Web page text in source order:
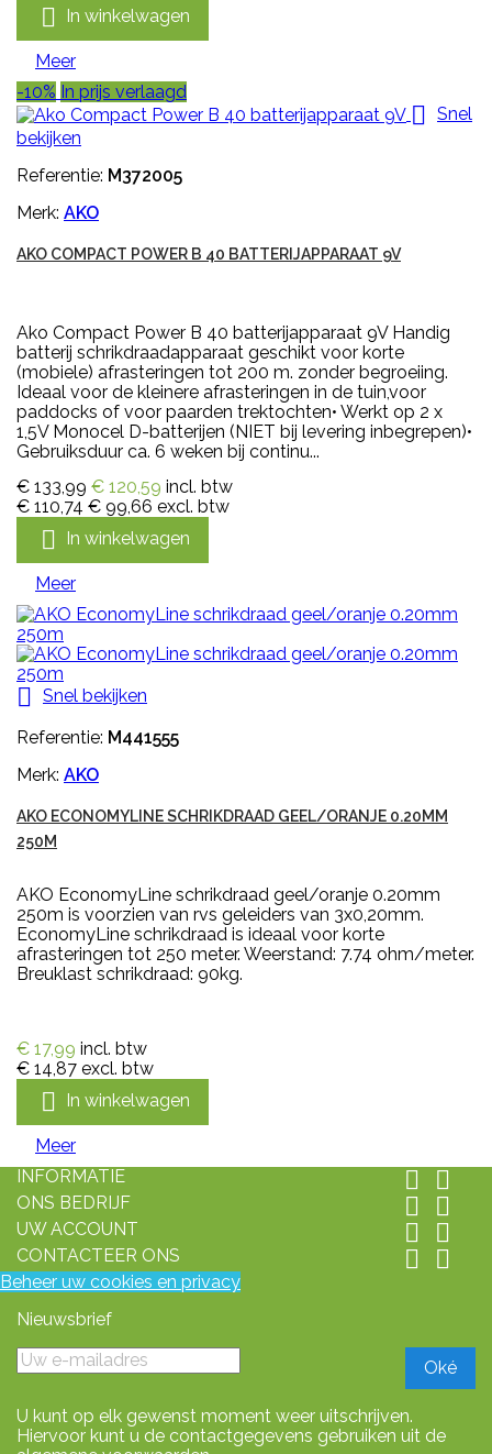
 In winkelwagen
Meer
-10% In prijs verlaagd
 Snel
bekijken
Referentie: M372005
Merk: AKO
AKO COMPACT POWER B 40 BATTERIJAPPARAAT 9V
Ako Compact Power B 40 batterijapparaat 9V Handig
batterij schrikdraadapparaat geschikt voor korte
(mobiele) afrasteringen tot 200 m. zonder begroeiing.
Ideaal voor de kleinere afrasteringen in de tuin,voor
paddocks of voor paarden trektochten• Werkt op 2 x
1,5V Monocel D-batterijen (NIET bij levering inbegrepen)•
Gebruiksduur ca. 6 weken bij continu...
€ 133,99 € 120,59 incl. btw
€ 110,74 € 99,66 excl. btw
 In winkelwagen
Meer
 Snel bekijken
Referentie: M441555
Merk: AKO
AKO ECONOMYLINE SCHRIKDRAAD GEEL/ORANJE 0.20MM
250M
AKO EconomyLine schrikdraad geel/oranje 0.20mm
250m is voorzien van rvs geleiders van 3x0,20mm.
EconomyLine schrikdraad is ideaal voor korte
afrasteringen tot 250 meter. Weerstand: 7.74 ohm/meter.
Breuklast schrikdraad: 90kg.
€ 17,99 incl. btw
€ 14,87 excl. btw
 In winkelwagen
Meer
INFORMATIE
 
ONS BEDRIJF  
UW ACCOUNT  
CONTACTEER ONS  
Beheer uw cookies en privacy
Nieuwsbrief
U kunt op elk gewenst moment weer uitschrijven.
Hiervoor kunt u de contactgegevens gebruiken uit de